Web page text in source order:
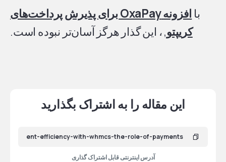
با
افزونه OxaPay برای پذیرش پرداخت‌های
کریپتو, ، این گذار هرگز آسان‌تر نبوده است.
این مقاله را به اشتراک بگذارید
آدرس اینترنتی قابل اشتراک گذاری